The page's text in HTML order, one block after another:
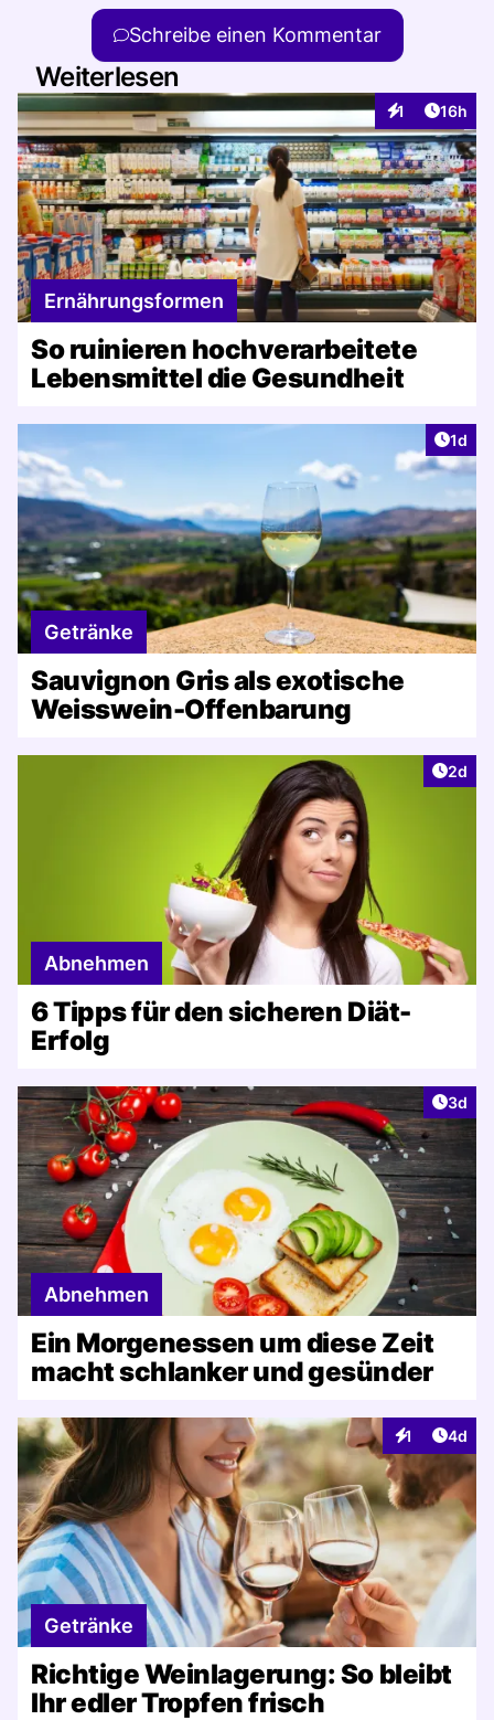
Schreibe einen Kommentar
Weiterlesen
1
Interaktionen
Artikel
16h
Ernährungsformen
So ruinieren hochverarbeitete
Lebensmittel die Gesundheit
1d
Getränke
Sauvignon Gris als exotische
Weisswein-Offenbarung
2d
Abnehmen
6 Tipps für den sicheren Diät-
Erfolg
3d
Abnehmen
Ein Morgenessen um diese Zeit
macht schlanker und gesünder
1
Interaktionen
4d
Getränke
Richtige Weinlagerung: So bleibt
Ihr edler Tropfen frisch